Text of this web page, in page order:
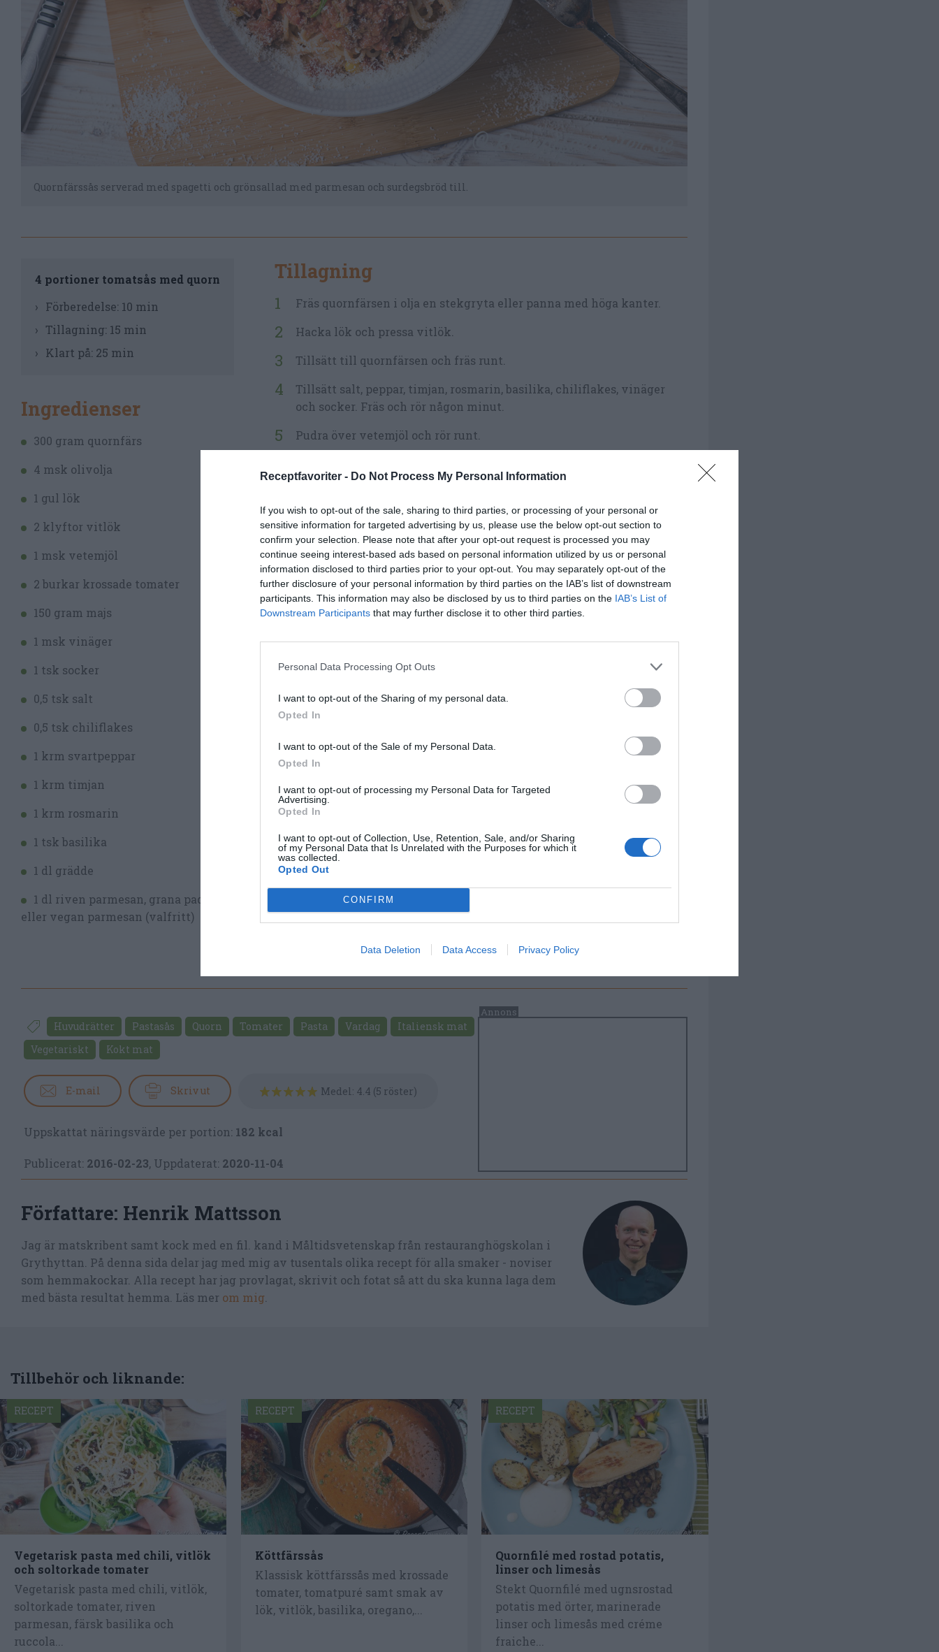
Receptfavoriter - Do Not Process My Personal Information
If you wish to opt-out of the sale, sharing to third parties, or processing of your personal or
sensitive information for targeted advertising by us, please use the below opt-out section to
confirm your selection. Please note that after your opt-out request is processed you may
continue seeing interest-based ads based on personal information utilized by us or personal
information disclosed to third parties prior to your opt-out. You may separately opt-out of the
further disclosure of your personal information by third parties on the IAB’s list of downstream
participants. This information may also be disclosed by us to third parties on the IAB’s List of
Downstream Participants that may further disclose it to other third parties.
Personal Data Processing Opt Outs
I want to opt-out of the Sharing of my personal data.
Opted In
I want to opt-out of the Sale of my Personal Data.
Opted In
I want to opt-out of processing my Personal Data for Targeted
Advertising.
Opted In
I want to opt-out of Collection, Use, Retention, Sale, and/or Sharing
of my Personal Data that Is Unrelated with the Purposes for which it
was collected.
Opted Out
CONFIRM
Data Deletion Data Access Privacy Policy
Quornfärssås serverad med spagetti och grönsallad med parmesan och surdegsbröd till.
4 portioner tomatsås med quorn
Förberedelse: 10 min
Tillagning: 15 min
Klart på: 25 min
Ingredienser
300 gram quornfärs
4 msk olivolja
1 gul lök
2 klyftor vitlök
1 msk vetemjöl
2 burkar krossade tomater
150 gram majs
1 msk vinäger
1 tsk socker
0,5 tsk salt
0,5 tsk chiliflakes
1 krm svartpeppar
1 krm timjan
1 krm rosmarin
1 tsk basilika
1 dl grädde
1 dl riven parmesan, grana padano
eller vegan parmesan (valfritt)
Tillagning
Fräs quornfärsen i olja en stekgryta eller panna med höga kanter.
Hacka lök och pressa vitlök.
Tillsätt till quornfärsen och fräs runt.
Tillsätt salt, peppar, timjan, rosmarin, basilika, chiliflakes, vinäger
och socker. Fräs och rör någon minut.
Pudra över vetemjöl och rör runt.
med en skvätt vatten och tillsätt. Rör om.
Låt såsen puttra i 10-20 minuter medan du kokar pastan. Rör då och
då.
Riv ost.
Tillsätt grädden innan servering, rör om och koka upp.
Smaka av tomatsåsen med salt och svartpeppar.
Servera tomatsåsen med quorn till pastan samt riven ost, sallad och
Huvudrätter Pastasås Quorn Tomater Pasta Vardag
Italiensk mat
Vegetariskt
Kokt mat
E-mail Skriv ut Medel: 4.4 (5 röster)
Uppskattat näringsvärde per portion: 182 kcal
Publicerat: 2016-02-23, Uppdaterat: 2020-11-04
Författare: Henrik Mattsson
Jag är matskribent samt kock med en fil. kand i Måltidsvetenskap från restauranghögskolan i
Grythyttan. På denna sida delar jag med mig av tusentals olika recept för alla smaker - noviser
som hemmakockar. Alla recept har jag provlagat, skrivit och fotat så att du ska kunna laga dem
med bästa resultat hemma. Läs mer om mig
Tillbehör och liknande:
Vegetarisk pasta med chili, vitlök
och soltorkade tomater
Vegetarisk pasta med chili, vitlök,
soltorkade tomater, riven
parmesan, färsk basilika och
ruccola...
RECEPT
Köttfärssås
Klassisk köttfärssås med krossade
tomater, tomatpuré samt smak av
lök, vitlök, basilika, oregano,...
RECEPT
Quornfilé med rostad potatis,
linser och limesås
Stekt Quornfilé med ugnsrostad
potatis med örter, marinerade
linser och limesås med créme
fraiche...
RECEPT